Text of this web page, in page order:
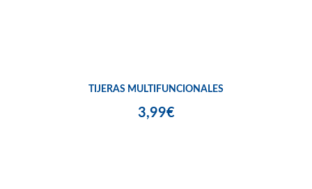
TIJERAS MULTIFUNCIONALES
3,99€